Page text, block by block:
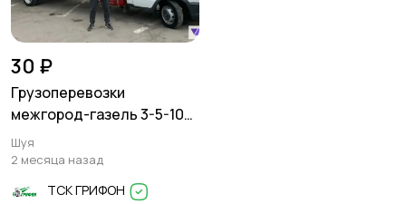
Уборка1
30 ₽
Грузоперевозки
межгород-газель 3-5-10
тонн
Шуя
2 месяца назад
ТСК ГРИФОН